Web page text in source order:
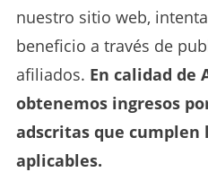
nuestro sitio web,
beneficio a través de
afiliados. En calidad de
obtenemos ingresos
adscritas que cumplen
aplicables.